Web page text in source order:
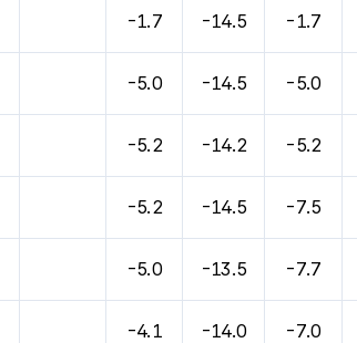
-1.7 -14.5 -1.7
-5.0 -14.5 -5.0
-5.2 -14.2 -5.2
-5.2 -14.5 -7.5
-5.0 -13.5 -7.7
-4.1 -14.0 -7.0